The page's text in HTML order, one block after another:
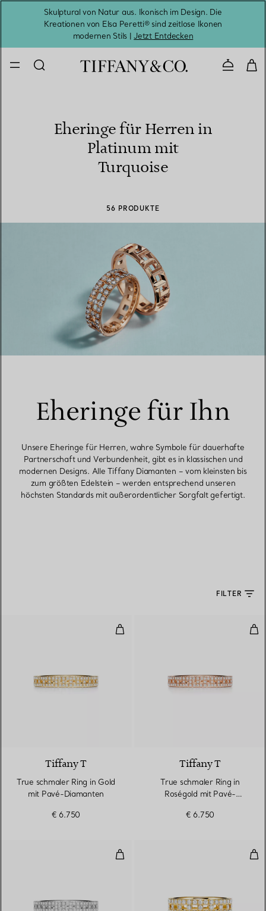
Skulptural von Natur aus. Ikonisch im Design. Die
Kreationen von Elsa Peretti® sind zeitlose Ikonen
modernen Stils |Jetzt Entdecken
Eheringe für Herren in
Platinum mit
Turquoise
56 PRODUKTE
Eheringe für Ihn
Unsere Eheringe für Herren, wahre Symbole für dauerhafte
Partnerschaft und Verbundenheit, gibt es in klassischen und
modernen Designs. Alle Tiffany Diamanten – vom kleinsten bis
zum größten Edelstein – werden entsprechend unseren
höchsten Standards mit außerordentlicher Sorgfalt gefertigt.
FILTER
True schmaler Ring in Gold mit
Tiffany T
True schmaler Ring in Gold
mit Pavé-Diamanten
€ 6.750
Tiffany T
True schmaler Ring in
Roségold mit Pavé-
€ 6.750
True schmaler Ring in Weißgold